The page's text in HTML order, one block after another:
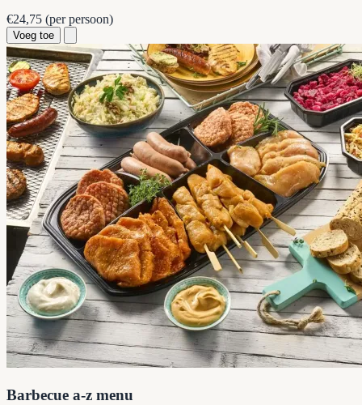
€24,75 (per persoon)
Voeg toe
Barbecue a-z menu